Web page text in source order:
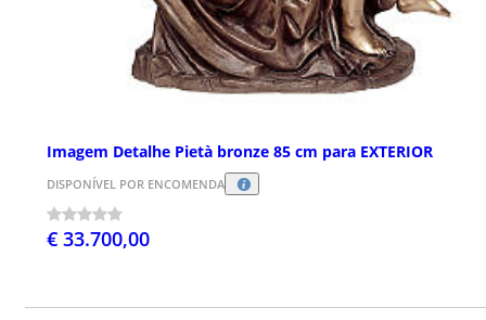
Imagem Detalhe Pietà bronze 85 cm para EXTERIOR
DISPONÍVEL POR ENCOMENDA
€ 33.700,00